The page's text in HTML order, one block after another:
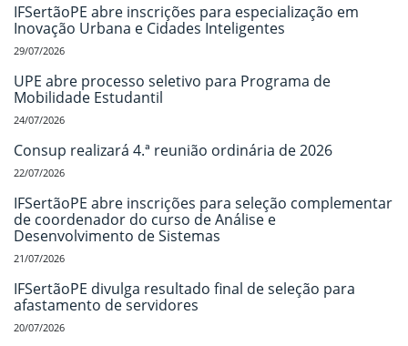
IFSertãoPE abre inscrições para especialização em
Inovação Urbana e Cidades Inteligentes
29/07/2026
UPE abre processo seletivo para Programa de
Mobilidade Estudantil
24/07/2026
Consup realizará 4.ª reunião ordinária de 2026
22/07/2026
IFSertãoPE abre inscrições para seleção complementar
de coordenador do curso de Análise e
Desenvolvimento de Sistemas
21/07/2026
IFSertãoPE divulga resultado final de seleção para
afastamento de servidores
20/07/2026